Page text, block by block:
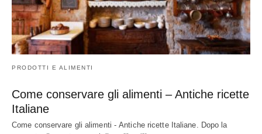
PRODOTTI E ALIMENTI
Come conservare gli alimenti – Antiche ricette
Italiane
Come conservare gli alimenti - Antiche ricette Italiane. Dopo la